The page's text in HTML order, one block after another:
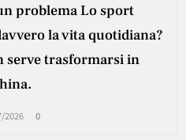
problema Lo sport
la vita quotidiana?
serve trasformarsi in
2026 0